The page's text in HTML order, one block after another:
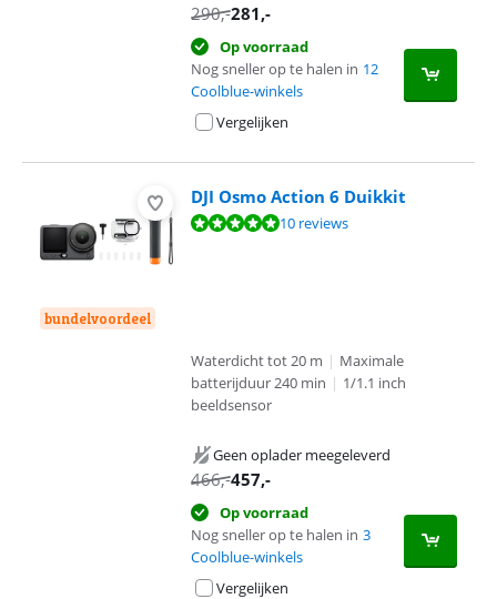
290,-281,-
Op voorraad
Nog sneller op te halen in 12
Coolblue-winkels
Vergelijken
bundelvoordeel
DJI Osmo Action 6 Duikkit
Beoordeling is 9,6 van de 10, gebaseerd op 10 reviews.
10 reviews
Waterdicht tot 20 m | Maximale
batterijduur 240 min | 1/1.1 inch
beeldsensor
Geen oplader meegeleverd
466,-457,-
Op voorraad
Nog sneller op te halen in 3
Coolblue-winkels
Vergelijken